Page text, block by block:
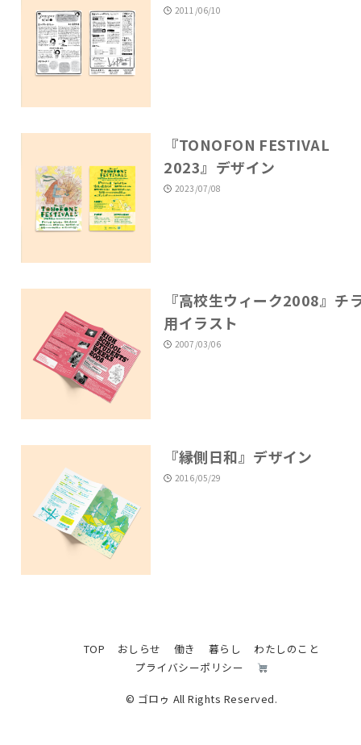
2011/06/10
『TONOFON FESTIVAL
2023』デザイン
2023/07/08
『高校生ウィーク2008』チ
用イラスト
2007/03/06
『縁側日和』デザイン
2016/05/29
TOP おしらせ 働き 暮らし
わたしのこと
プライバシーポリシー
© ゴロゥ All Rights Reserved.